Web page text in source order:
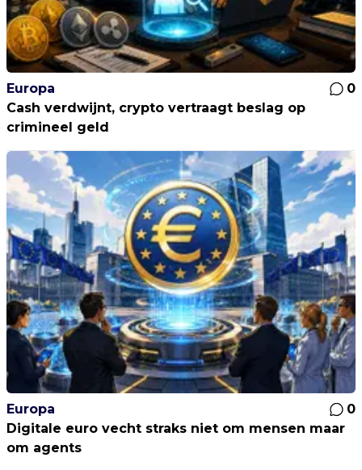
Europa
0
Cash verdwijnt, crypto vertraagt beslag op
crimineel geld
Europa
0
Digitale euro vecht straks niet om mensen maar
om agents